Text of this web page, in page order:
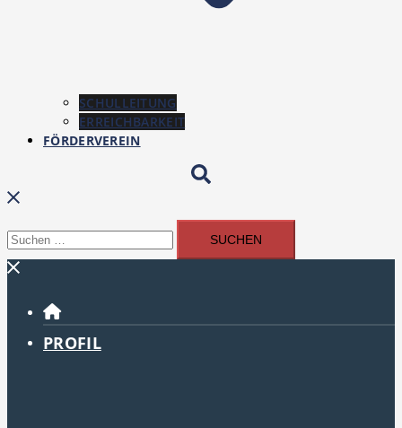
SCHULLEITUNG
ERREICHBARKEIT
FÖRDERVEREIN
Suchen
nach:
Menü
PROFIL